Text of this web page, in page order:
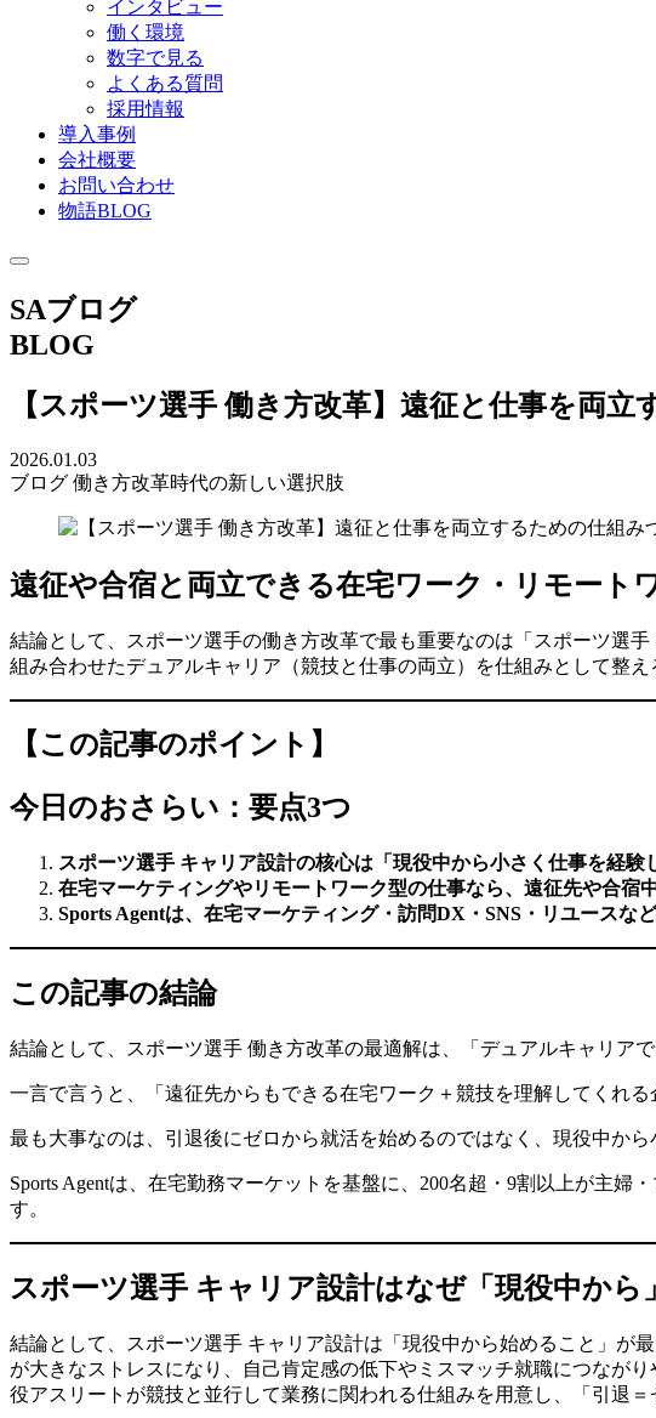
インタビュー
働く環境
数字で見る
よくある質問
採用情報
導入事例
会社概要
お問い合わせ
物語BLOG
SAブログ
BLOG
【スポーツ選手 働き方改革】遠征と仕事を両立
2026.01.03
ブログ 働き方改革時代の新しい選択肢
遠征や合宿と両立できる在宅ワーク・リモート
結論として、スポーツ選手の働き方改革で最も重要なのは「スポーツ選
組み合わせたデュアルキャリア（競技と仕事の両立）を仕組みとして整え
【この記事のポイント】
今日のおさらい：要点3つ
スポーツ選手 キャリア設計の核心は「現役中から小さく仕事を経験
在宅マーケティングやリモートワーク型の仕事なら、遠征先や合宿
Sports Agentは、在宅マーケティング・訪問DX・SNS・リユースな
この記事の結論
結論として、スポーツ選手 働き方改革の最適解は、「デュアルキャリア
一言で言うと、「遠征先からもできる在宅ワーク＋競技を理解してくれ
最も大事なのは、引退後にゼロから就活を始めるのではなく、現役中か
Sports Agentは、在宅勤務マーケットを基盤に、200名超・9割以上が主
す。
スポーツ選手 キャリア設計はなぜ「現役中から
結論として、スポーツ選手 キャリア設計は「現役中から始めること」が
が大きなストレスになり、自己肯定感の低下やミスマッチ就職につなが
役アスリートが競技と並行して業務に関われる仕組みを用意し、「引退